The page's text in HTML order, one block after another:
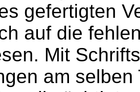
gefertigten
auf die
Mit
am selben